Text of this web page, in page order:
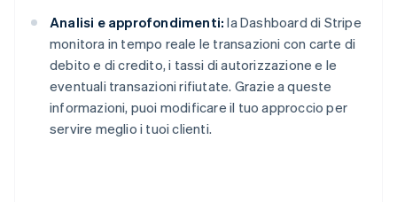
Analisi e approfondimenti: la Dashboard di Stripe
monitora in tempo reale le transazioni con carte di
debito e di credito, i tassi di autorizzazione e le
eventuali transazioni rifiutate. Grazie a queste
informazioni, puoi modificare il tuo approccio per
servire meglio i tuoi clienti.